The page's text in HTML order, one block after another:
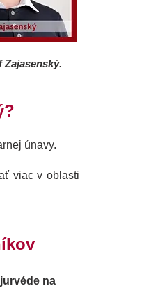
Zajasenský.
únavy.​​
viac v oblasti
na